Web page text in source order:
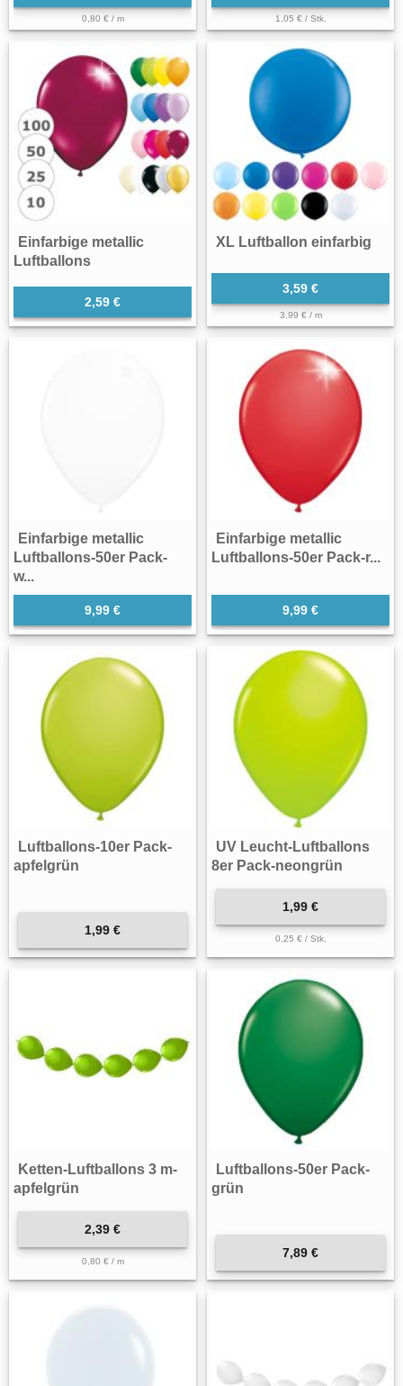
0,80 € / m 1,05 € / Stk.
Einfarbige metallic
Luftballons
2,59 €
XL Luftballon einfarbig
3,59 €
3,99 € / m
Einfarbige metallic
Luftballons-50er Pack-
w...
9,99 €
Einfarbige metallic
Luftballons-50er Pack-r...
9,99 €
Luftballons-10er Pack-
apfelgrün
1,99 €
UV Leucht-Luftballons
8er Pack-neongrün
1,99 €
0,25 € / Stk.
Ketten-Luftballons 3 m-
apfelgrün
2,39 €
0,80 € / m
Luftballons-50er Pack-
grün
7,89 €